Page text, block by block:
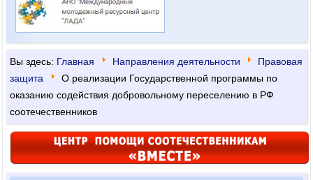
Вы здесь: Главная Направления деятельности
Правовая
защита
О реализации Государственной программы по
оказанию содействия добровольному переселению в РФ
соотечественников